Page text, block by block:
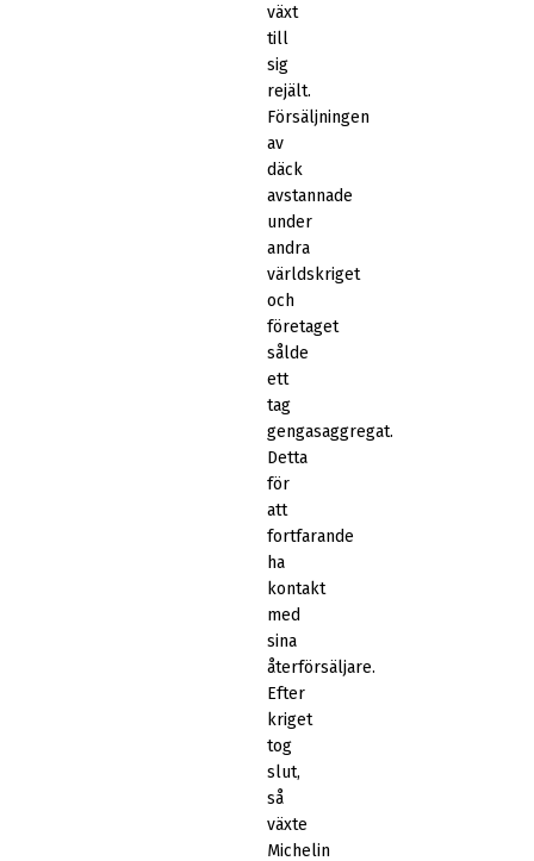
växt
till
sig
rejält.
Försäljningen
av
däck
avstannade
under
andra
världskriget
och
företaget
sålde
ett
tag
gengasaggregat.
Detta
för
att
fortfarande
ha
kontakt
med
sina
återförsäljare.
Efter
kriget
tog
slut,
så
växte
Michelin